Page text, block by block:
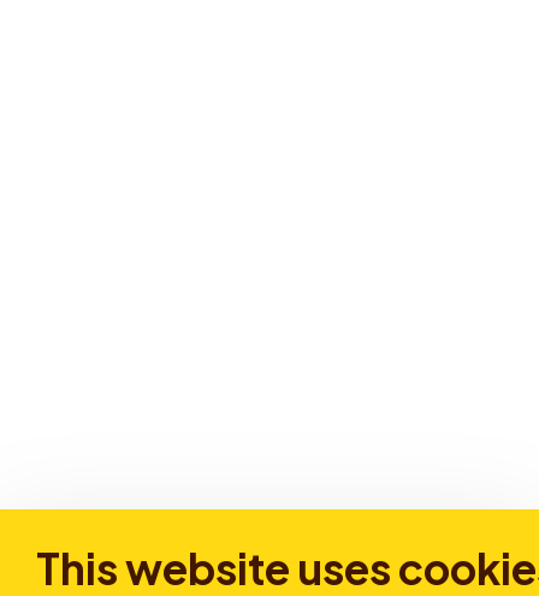
This website uses